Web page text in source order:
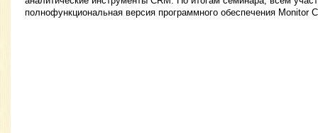
полнофункциональная версия программного обеспечения Monitor